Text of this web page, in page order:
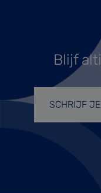
Blijf
SCHRIJF